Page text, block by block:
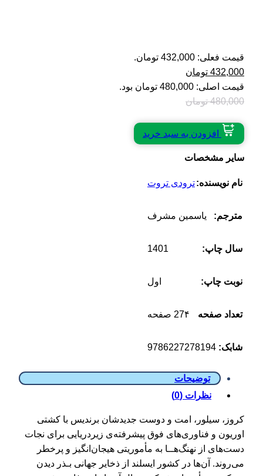
480,000 تومان
قیمت اصلی: 480,000 تومان بود.
432,000 تومان
قیمت فعلی: 432,000 تومان.
افزودن به سبد خرید
سایر مشخصات
نام نویسنده:ترودی تروت
مترجم: یاسمین مشرف
سال چاپ: 1401
نوبت چاپ: اول
تعداد صفحه 27۴ صفحه
شابک: 9786227278194
توضیحات
نظرات (0)
کروز، سیلور، امت و دوست جدیدشان برندیس با کشتی
اوریون و فناوری‌های فوق پیشرفته‌ی زیردریایی برای نجات
دست‌های از نهنگ‌هــا به مأموریتی هیجان‌انگیز و پرخطر
می‌روند. آن‌ها در کشور ایسلند از ذخایر جهانی بـذر دیدن